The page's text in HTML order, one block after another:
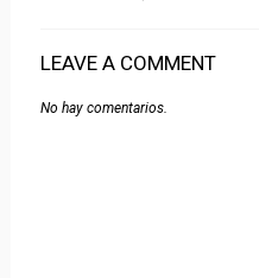
LEAVE A COMMENT
No hay comentarios.